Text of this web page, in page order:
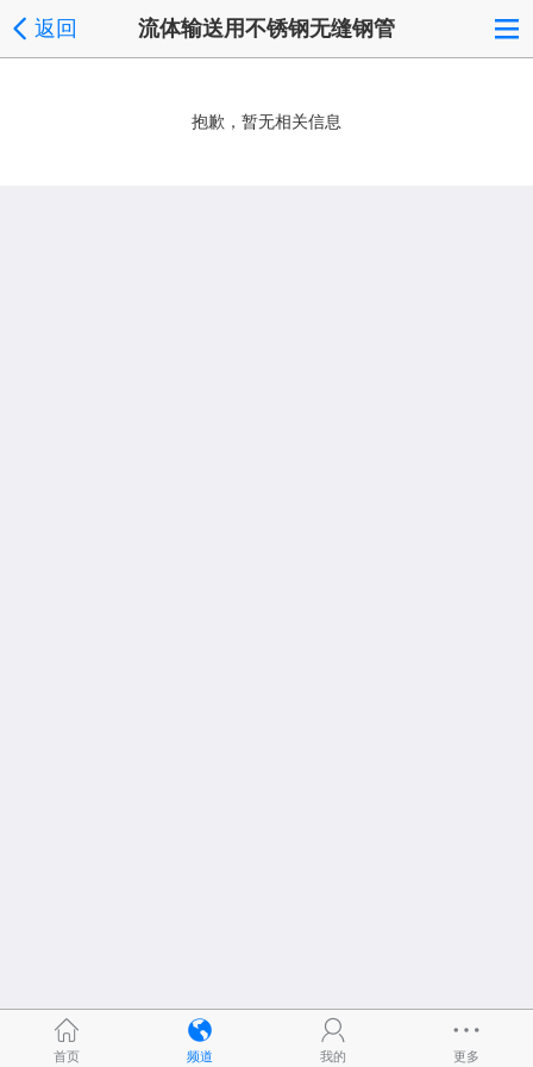
返回 流体输送用不锈钢无缝钢管
抱歉，暂无相关信息
首页 频道 我的 更多